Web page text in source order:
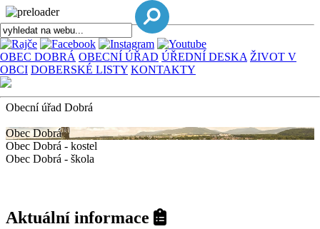
OBEC DOBRÁ OBECNÍ ÚŘAD ÚŘEDNÍ DESKA ŽIVOT V
OBCI DOBERSKÉ LISTY KONTAKTY
Obecní úřad Dobrá
Obec Dobrá
Obec Dobrá - kostel
Obec Dobrá - škola
Aktuální informace